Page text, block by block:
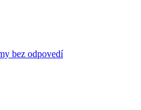
bez odpovedí